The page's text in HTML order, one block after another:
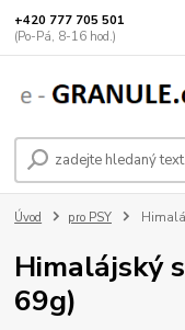
+420 777 705 501
(Po-Pá, 8-16 hod.)
Úvod pro PSY
Himalájský
69g)